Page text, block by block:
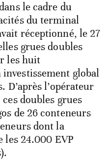
le cadre du
du terminal
réceptionné, le 27
grues doubles
les huit
global
D’après l’opérateur
doubles grues
de 26 conteneurs
dont la
les 24.000 EVP